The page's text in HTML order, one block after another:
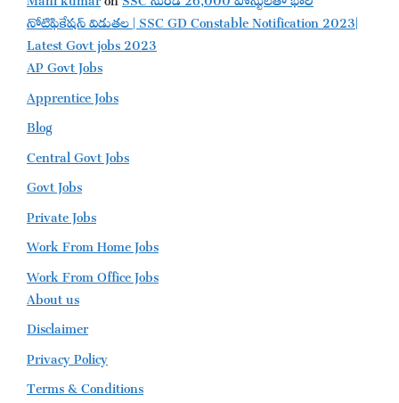
నోటిఫికేషన్ విడుతల | SSC GD Constable Notification 2023|
Latest Govt jobs 2023
AP Govt Jobs
Apprentice Jobs
Blog
Central Govt Jobs
Govt Jobs
Private Jobs
Work From Home Jobs
Work From Office Jobs
About us
Disclaimer
Privacy Policy
Terms & Conditions